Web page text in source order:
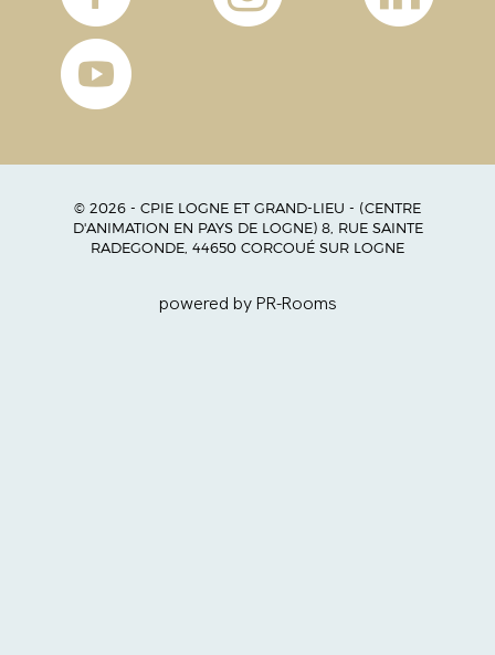
© 2026 - CPIE LOGNE ET GRAND-LIEU - (CENTRE
D'ANIMATION EN PAYS DE LOGNE) 8, RUE SAINTE
RADEGONDE, 44650 CORCOUÉ SUR LOGNE
powered by PR-Rooms